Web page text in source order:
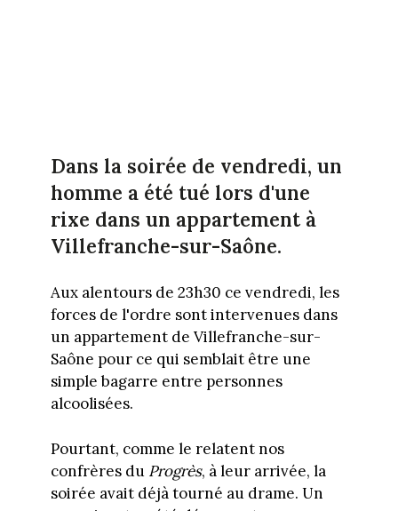
Dans la soirée de vendredi, un
homme a été tué lors d'une
rixe dans un appartement à
Villefranche-sur-Saône.
Aux alentours de 23h30 ce vendredi, les
forces de l'ordre sont intervenues dans
un appartement de Villefranche-sur-
Saône pour ce qui semblait être une
simple bagarre entre personnes
alcoolisées.
Pourtant, comme le relatent nos
confrères du Progrès, à leur arrivée, la
soirée avait déjà tourné au drame. Un